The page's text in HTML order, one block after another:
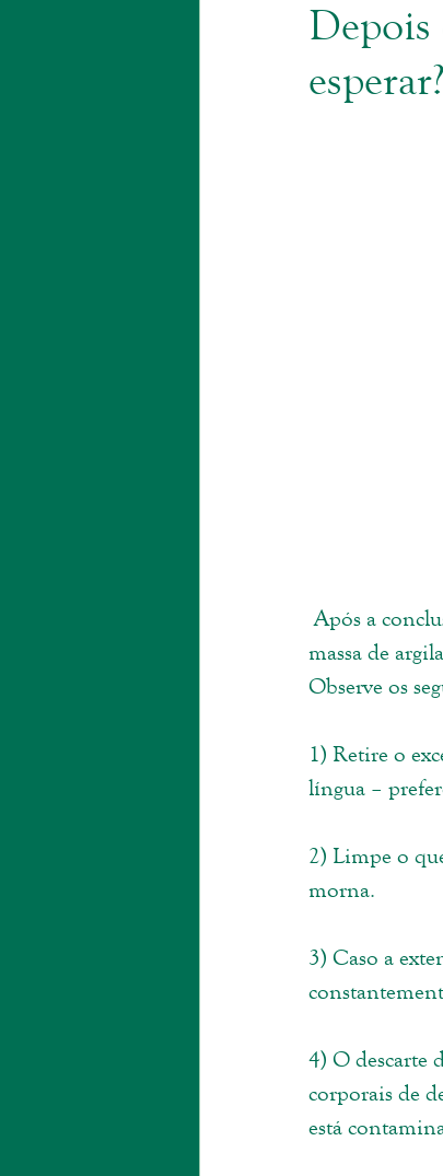
Depois
esperar?
Após a conclusão do tempo adequado da massa de argila nas modalidades, a retirada da
massa de
Observe os
1) Retire o
língua –
2) Limpe o
morna.
3) Caso a
4) O descarte
corporais de
está